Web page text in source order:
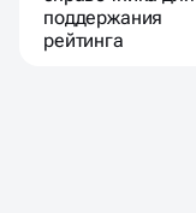
поддержания
рейтинга